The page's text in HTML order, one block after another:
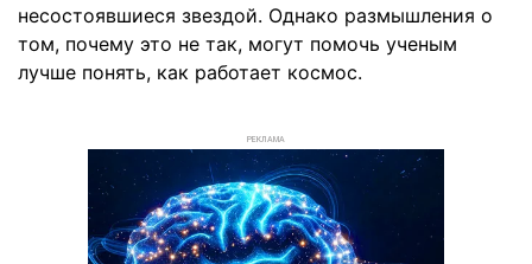
несостоявшиеся звездой. Однако размышления о
том, почему это не так, могут помочь ученым
лучше понять, как работает космос.
РЕКЛАМА